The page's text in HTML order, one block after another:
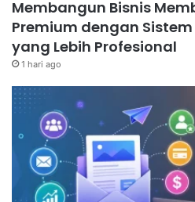
Membangun Bisnis
Premium dengan
yang Lebih Profesional
1 hari ago